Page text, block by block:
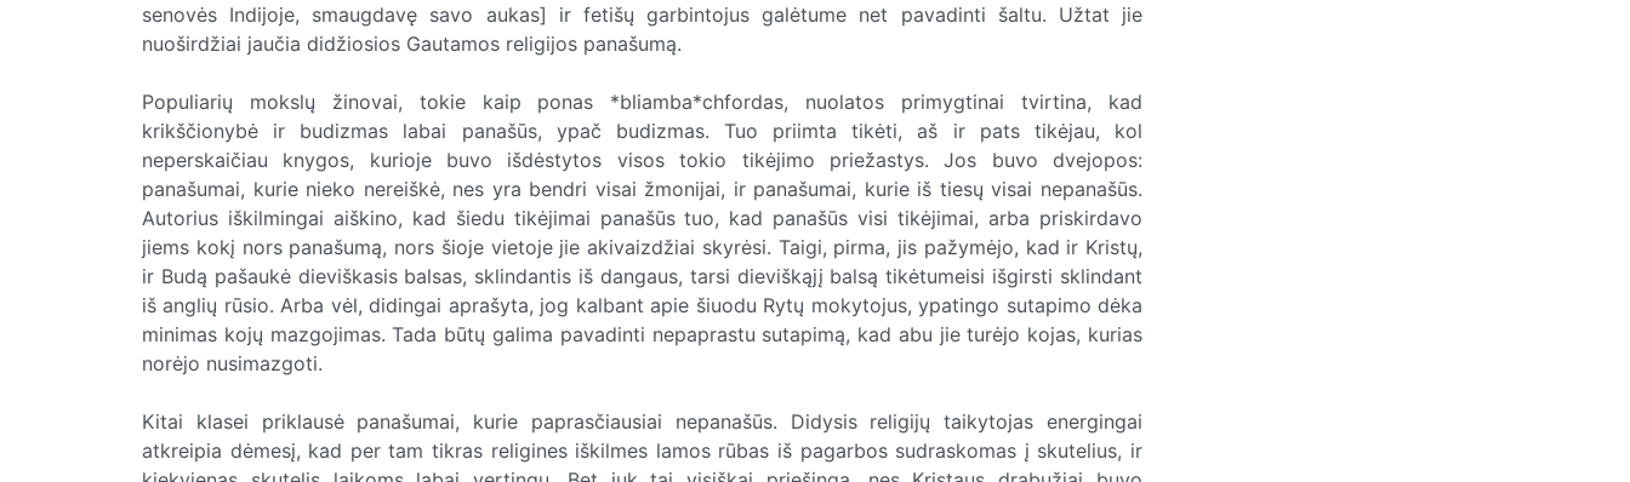
senovės Indijoje, smaugdavę savo aukas] ir fetišų garbintojus galėtume net pavadinti šaltu. Užtat jie
nuoširdžiai jaučia didžiosios Gautamos religijos panašumą.
Populiarių mokslų žinovai, tokie kaip ponas *bliamba*chfordas, nuolatos primygtinai tvirtina, kad
krikščionybė ir budizmas labai panašūs, ypač budizmas. Tuo priimta tikėti, aš ir pats tikėjau, kol
neperskaičiau knygos, kurioje buvo išdėstytos visos tokio tikėjimo priežastys. Jos buvo dvejopos:
panašumai, kurie nieko nereiškė, nes yra bendri visai žmonijai, ir panašumai, kurie iš tiesų visai nepanašūs.
Autorius iškilmingai aiškino, kad šiedu tikėjimai panašūs tuo, kad panašūs visi tikėjimai, arba priskirdavo
jiems kokį nors panašumą, nors šioje vietoje jie akivaizdžiai skyrėsi. Taigi, pirma, jis pažymėjo, kad ir Kristų,
ir Budą pašaukė dieviškasis balsas, sklindantis iš dangaus, tarsi dieviškąjį balsą tikėtumeisi išgirsti sklindant
iš anglių rūsio. Arba vėl, didingai aprašyta, jog kalbant apie šiuodu Rytų mokytojus, ypatingo sutapimo dėka
minimas kojų mazgojimas. Tada būtų galima pavadinti nepaprastu sutapimą, kad abu jie turėjo kojas, kurias
norėjo nusimazgoti.
Kitai klasei priklausė panašumai, kurie paprasčiausiai nepanašūs. Didysis religijų taikytojas energingai
atkreipia dėmesį, kad per tam tikras religines iškilmes lamos rūbas iš pagarbos sudraskomas į skutelius, ir